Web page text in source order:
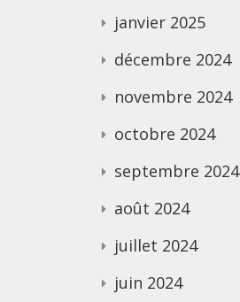
janvier 2025
décembre 2024
novembre 2024
octobre 2024
septembre 2024
août 2024
juillet 2024
juin 2024